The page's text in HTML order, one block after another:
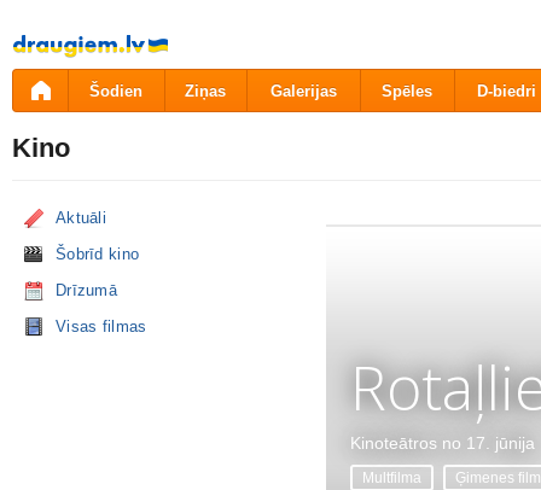
Pāriet
uz
saturu
Šodien Ziņas Galerijas Spēles D-biedri
Kino
Aktuāli
Šobrīd kino
Drīzumā
Visas filmas
Kinoteātros no 17. jūnija
Multfilma Ģimenes